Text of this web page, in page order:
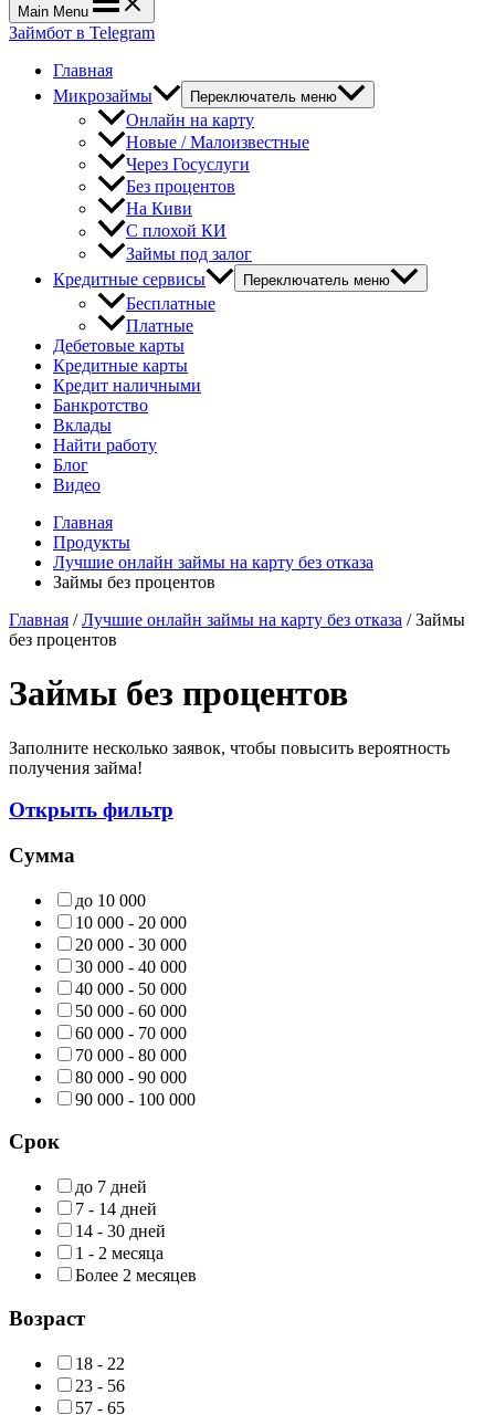
Main Menu
Займбот в Telegram
Главная
Микрозаймы
Переключатель меню
Онлайн на карту
Новые / Малоизвестные
Через Госуслуги
Без процентов
На Киви
С плохой КИ
Займы под залог
Кредитные сервисы
Переключатель меню
Бесплатные
Платные
Дебетовые карты
Кредитные карты
Кредит наличными
Банкротство
Вклады
Найти работу
Блог
Видео
Главная
Продукты
Лучшие онлайн займы на карту без отказа
Займы без процентов
Главная /Лучшие онлайн займы на карту без отказа / Займы
без процентов
Займы без процентов
Заполните несколько заявок, чтобы повысить вероятность
получения займа!
Открыть фильтр
Сумма
до 10 000
10 000 - 20 000
20 000 - 30 000
30 000 - 40 000
40 000 - 50 000
50 000 - 60 000
60 000 - 70 000
70 000 - 80 000
80 000 - 90 000
90 000 - 100 000
Срок
до 7 дней
7 - 14 дней
14 - 30 дней
1 - 2 месяца
Более 2 месяцев
Возраст
18 - 22
23 - 56
57 - 65